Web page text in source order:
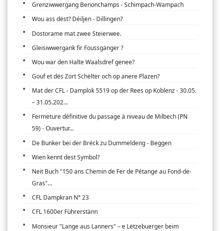
Grenziwwergang Benonchamps - Schimpach-Wampach
Wou ass dëst? Déiljen - Dillingen?
Dostorame mat zwee Steierwee.
Gleisiwwergank fir Foussgänger ?
Wou war den Halte Waalsdref genee?
Gouf et dës Zort Schëlter och op anere Plazen?
Mat der CFL - Damplok 5519 op der Rees op Koblenz - 30.05.
– 31.05.202...
Fermeture définitive du passage à niveau de Milbech (PN
59) - Ouvertur...
De Bunker bei der Bréck zu Dummeldeng - Beggen
Wien kennt dest Symbol?
Neit Buch "150 ans Chemin de Fer de Pétange au Fond-de-
Gras"...
CFL Dampkran N° 23
CFL 1600er Führerstänn
Monsieur "Lange aus Lanners" – e Lëtzebuerger beim